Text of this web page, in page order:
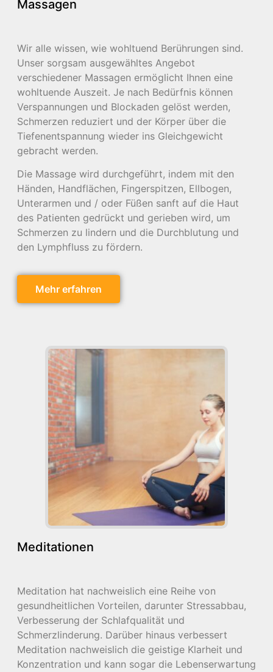
Massagen
Wir alle wissen, wie wohltuend Berührungen sind.
Unser sorgsam ausgewähltes Angebot
verschiedener Massagen ermöglicht Ihnen eine
wohltuende Auszeit. Je nach Bedürfnis können
Verspannungen und Blockaden gelöst werden,
Schmerzen reduziert und der Körper über die
Tiefenentspannung wieder ins Gleichgewicht
gebracht werden.
Die Massage wird durchgeführt, indem mit den
Händen, Handflächen, Fingerspitzen, Ellbogen,
Unterarmen und / oder Füßen sanft auf die Haut
des Patienten gedrückt und gerieben wird, um
Schmerzen zu lindern und die Durchblutung und
den Lymphfluss zu fördern.
Mehr erfahren
Meditationen
Meditation hat nachweislich eine Reihe von
gesundheitlichen Vorteilen, darunter Stressabbau,
Verbesserung der Schlafqualität und
Schmerzlinderung. Darüber hinaus verbessert
Meditation nachweislich die geistige Klarheit und
Konzentration und kann sogar die Lebenserwartung